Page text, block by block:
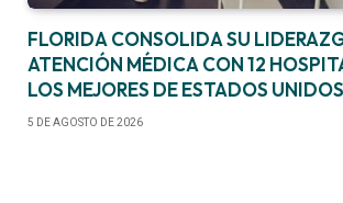
FLORIDA CONSOLIDA SU
ATENCIÓN MÉDICA CON 12
LOS MEJORES DE ESTADOS
5 DE AGOSTO DE 2026